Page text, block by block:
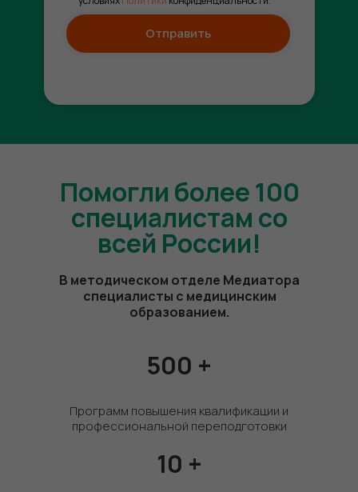
Отправить
Помогли более 100
специалистам со
всей России!
В методическом отделе Медиатора
специалисты с медицинским
образованием.
500 +
Программ повышения квалификации и
профессиональной переподготовки
10 +